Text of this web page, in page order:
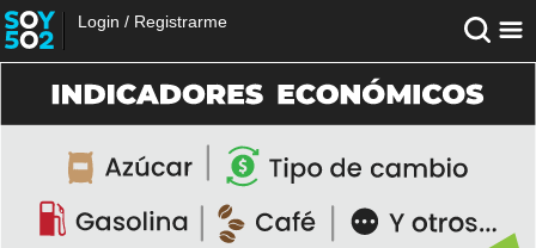
Login / Registrarme